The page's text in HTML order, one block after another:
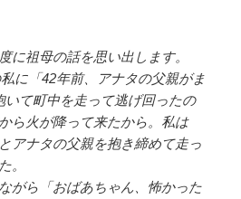
に祖母の話を思い出します。
に「42年前、アナタの父親がま
いて町中を走って逃げ回ったの
ら火が降って来たから。私は
アナタの父親を抱き締めて走っ
。
がら「おばあちゃん、怖かった